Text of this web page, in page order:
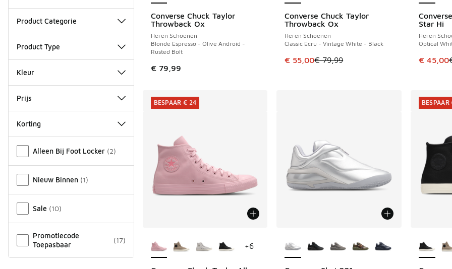
Product Categorie
Product Type
Kleur
Prijs
Korting
Alleen Bij Foot Locker (2)
Nieuw Binnen (1)
Sale (10)
Promotiecode
Toepasbaar
(17)
Converse Chuck Taylor
Throwback Ox
Heren Schoenen
Blonde Espresso - Olive Android -
Rusted Bolt
€ 79,99
NIEUW
Converse Chuck Taylor
Throwback Ox
Heren Schoenen
Classic Ecru - Vintage White - Black
Dit artikel is in de uitverkoop. Dit artikel is in
€ 55,00€ 79,99
BESPAAR € 24
Star Hi
Heren
Optical
Dit
€ 45,00
BESPAAR
+6
BESPAAR € 24